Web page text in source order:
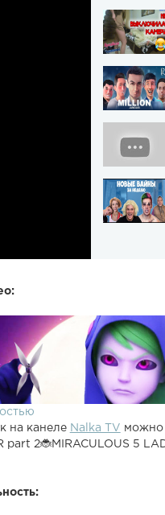
на канеле Nalka TV можно
part 2🐞MIRACULOUS 5